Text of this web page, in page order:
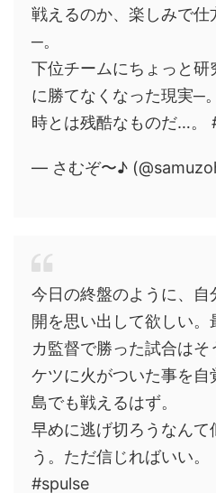
戦えるのか、楽しみで仕
─。
下位チームにちょっと
に勝てなくなった現実─。
時とは残酷なものだ…。
— さむぞ〜♪
今日の終盤のように、
開を思い出して欲しい。
カ監督で勝った試合はそ
ケツに火がついた事を
島でも戦えるはず。
早めに逃げ切ろうなんて
う。ただ信じればいい。
#spulse